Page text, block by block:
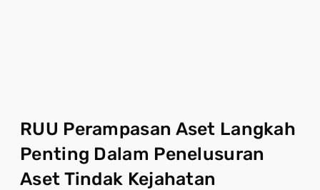
RUU Perampasan Aset Langkah
Penting Dalam Penelusuran
Aset Tindak Kejahatan